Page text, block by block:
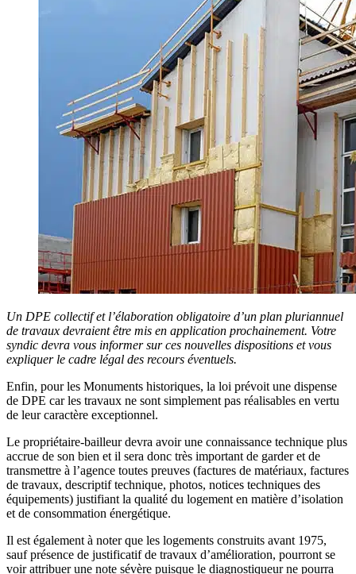
Un DPE collectif et l’élaboration obligatoire d’un plan pluriannuel
de travaux devraient être mis en application prochainement. Votre
syndic devra vous informer sur ces nouvelles dispositions et vous
expliquer le cadre légal des recours éventuels.
Enfin, pour les Monuments historiques, la loi prévoit une dispense
de DPE car les travaux ne sont simplement pas réalisables en vertu
de leur caractère exceptionnel.
Le propriétaire-bailleur devra avoir une connaissance technique plus
accrue de son bien et il sera donc très important de garder et de
transmettre à l’agence toutes preuves (factures de matériaux, factures
de travaux, descriptif technique, photos, notices techniques des
équipements) justifiant la qualité du logement en matière d’isolation
et de consommation énergétique.
Il est également à noter que les logements construits avant 1975,
sauf présence de justificatif de travaux d’amélioration, pourront se
voir attribuer une note sévère puisque le diagnostiqueur ne pourra